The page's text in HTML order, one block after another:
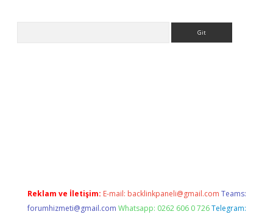
Reklam ve İletişim: E-mail: backlinkpaneli@gmail.com Teams:
forumhizmeti@gmail.com Whatsapp: 0262 606 0 726 Telegram: